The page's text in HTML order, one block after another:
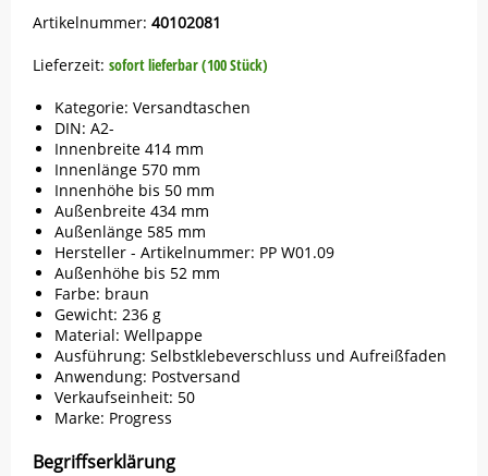
Artikelnummer: 40102081
Lieferzeit: sofort lieferbar (100 Stück)
Kategorie: Versandtaschen
DIN: A2-
Innenbreite 414 mm
Innenlänge 570 mm
Innenhöhe bis 50 mm
Außenbreite 434 mm
Außenlänge 585 mm
Hersteller - Artikelnummer: PP W01.09
Außenhöhe bis 52 mm
Farbe: braun
Gewicht: 236 g
Material: Wellpappe
Ausführung: Selbstklebeverschluss und Aufreißfaden
Anwendung: Postversand
Verkaufseinheit: 50
Marke: Progress
Begriffserklärung